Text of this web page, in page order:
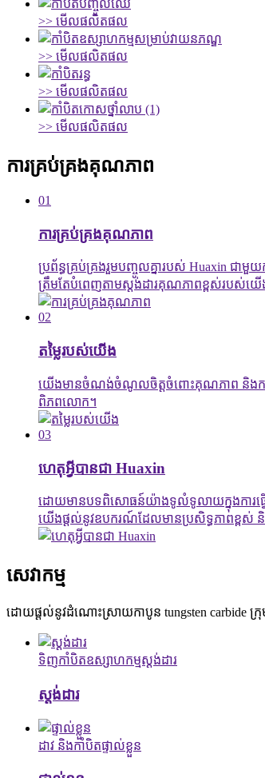
>> មើលផលិតផល
>> មើលផលិតផល
>> មើលផលិតផល
>> មើលផលិតផល
ការគ្រប់គ្រងគុណភាព
01
ការគ្រប់គ្រងគុណភាព
ប្រព័ន្ធគ្រប់គ្រងរួមបញ្ចូលគ្នារបស់ Huaxin ជ
ត្រឹមតែបំពេញតាមស្តង់ដារគុណភាពខ្ពស់របស់យើ
02
តម្លៃរបស់យើង
យើងមានចំណង់ចំណូលចិត្តចំពោះគុណភាព និងកម្រិតខ្ព
ពិភពលោក។
03
ហេតុអ្វីបានជា Huaxin
ដោយមានបទពិសោធន៍យ៉ាងទូលំទូលាយក្នុងការធ្វ
យើងផ្តល់នូវឧបករណ៍ដែលមានប្រសិទ្ធភាពខ្ពស់
សេវាកម្ម
ដោយផ្តល់នូវដំណោះស្រាយកាបូន tungsten carbide
ទិញកាំបិតឧស្សាហកម្មស្តង់ដារ
ស្តង់ដារ
ដាវ និងកាំបិតផ្ទាល់ខ្លួន